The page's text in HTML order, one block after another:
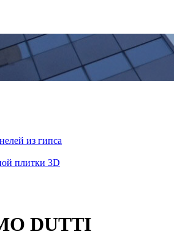
из гипса
плитки 3D
DUTTI